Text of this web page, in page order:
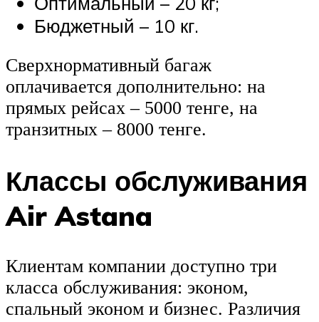
Бюджетный – 10 кг.
Сверхнормативный багаж
оплачивается дополнительно: на
прямых рейсах – 5000 тенге, на
транзитных – 8000 тенге.
Классы обслуживания
Air Astana
Клиентам компании доступно три
класса обслуживания: эконом,
спальный эконом и бизнес. Различия